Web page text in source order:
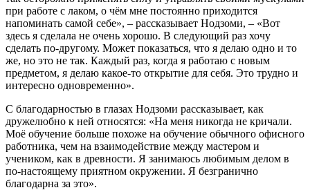
при работе с лаком, о чём мне постоянно приходится
напоминать самой себе», – рассказывает Нодзоми, – «Вот
здесь я сделала не очень хорошо. В следующий раз хочу
сделать по-другому. Может показаться, что я делаю одно и то
же, но это не так. Каждый раз, когда я работаю с новым
предметом, я делаю какое-то открытие для себя. Это трудно и
интересно одновременно».
С благодарностью в глазах Нодзоми рассказывает, как
дружелюбно к ней относятся: «На меня никогда не кричали.
Моё обучение больше похоже на обучение обычного офисного
работника, чем на взаимодействие между мастером и
учеником, как в древности. Я занимаюсь любимым делом в
по-настоящему приятном окружении. Я безгранично
благодарна за это».